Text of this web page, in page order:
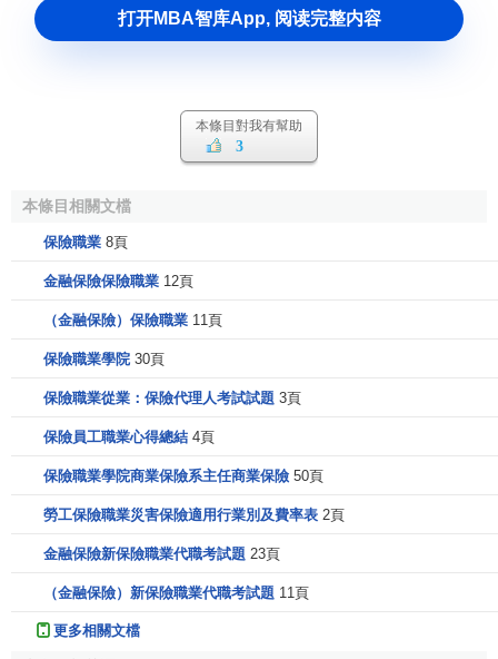
打开MBA智库App, 阅读完整内容
本條目對我有幫助
3
本條目相關文檔
保險職業 8頁
金融保險保險職業 12頁
（金融保險）保險職業 11頁
保險職業學院 30頁
保險職業從業：保險代理人考試試題 3頁
保險員工職業心得總結 4頁
保險職業學院商業保險系主任商業保險 50頁
勞工保險職業災害保險適用行業別及費率表 2頁
金融保險新保險職業代職考試題 23頁
（金融保險）新保險職業代職考試題 11頁
更多相關文檔